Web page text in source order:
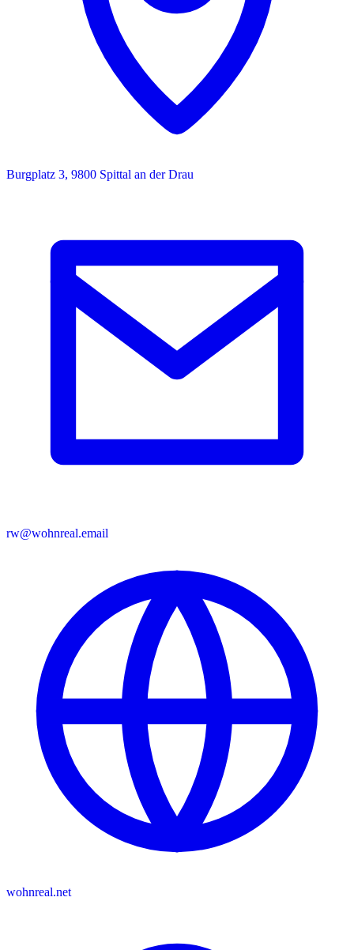
Burgplatz 3, 9800 Spittal an der Drau
rw@wohnreal.email
wohnreal.net